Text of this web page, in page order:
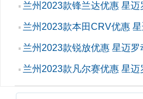
▪ 兰州2023款锋兰达优惠 星
▪ 兰州2023款本田CRV优惠
▪ 兰州2023款锐放优惠 星迈罗
▪ 兰州2023款凡尔赛优惠 星